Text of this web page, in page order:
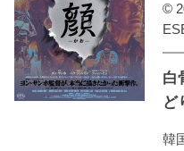
©
白
ど
韓